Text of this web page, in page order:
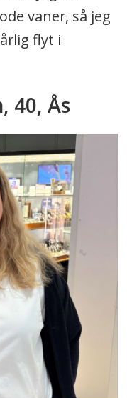
vaner, så jeg
flyt i
40, Ås